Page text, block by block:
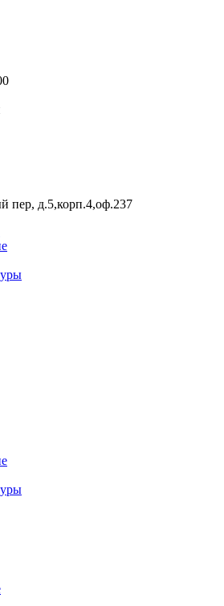
пер, д.5,корп.4,оф.237